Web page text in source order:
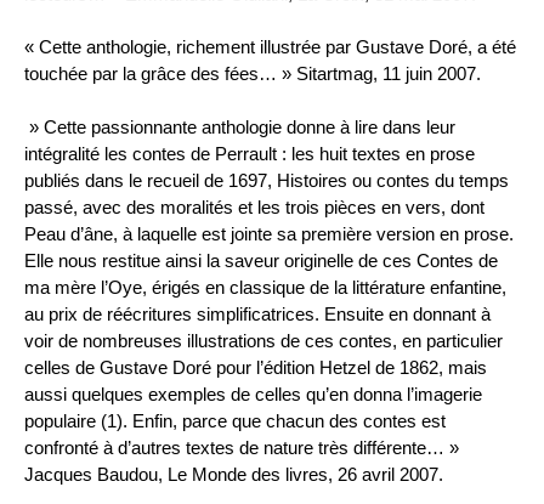
« Cette anthologie, richement illustrée par Gustave Doré, a été
touchée par la grâce des fées… » Sitartmag, 11 juin 2007.
» Cette passionnante anthologie donne à lire dans leur
intégralité les contes de Perrault : les huit textes en prose
publiés dans le recueil de 1697, Histoires ou contes du temps
passé, avec des moralités et les trois pièces en vers, dont
Peau d’âne, à laquelle est jointe sa première version en prose.
Elle nous restitue ainsi la saveur originelle de ces Contes de
ma mère l’Oye, érigés en classique de la littérature enfantine,
au prix de réécritures simplificatrices. Ensuite en donnant à
voir de nombreuses illustrations de ces contes, en particulier
celles de Gustave Doré pour l’édition Hetzel de 1862, mais
aussi quelques exemples de celles qu’en donna l’imagerie
populaire (1). Enfin, parce que chacun des contes est
confronté à d’autres textes de nature très différente… »
Jacques Baudou, Le Monde des livres, 26 avril 2007.